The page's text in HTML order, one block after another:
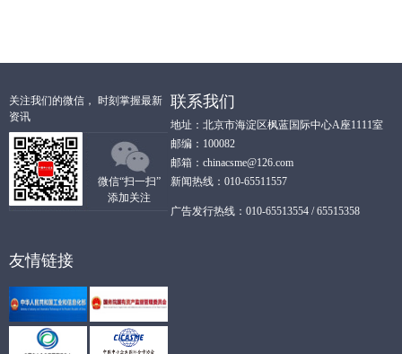
关注我们的微信， 时刻掌握最新
资讯
微信“扫一扫”
添加关注
联系我们
地址：北京市海淀区枫蓝国际中心A座1111室
邮编：100082
邮箱：chinacsme@126.com
新闻热线：010-65511557
广告发行热线：010-65513554 / 65515358
友情链接